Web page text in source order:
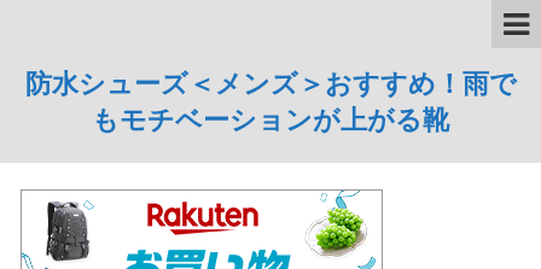
防水シューズ＜メンズ＞おすすめ！雨で
もモチベーションが上がる靴